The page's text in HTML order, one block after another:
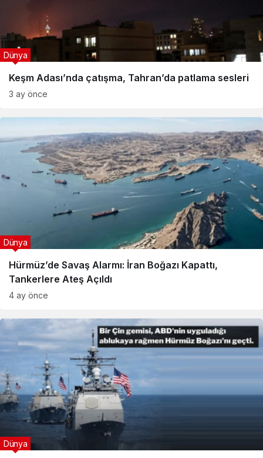
Keşm Adası’nda çatışma, Tahran’da patlama sesleri
Dünya
3 ay önce
Hürmüz’de Savaş Alarmı: İran Boğazı Kapattı,
Tankerlere Ateş Açıldı
Dünya
4 ay önce
Dünya